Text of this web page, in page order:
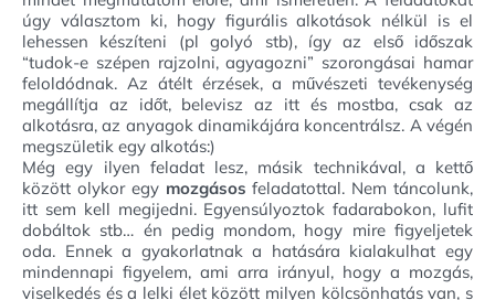
úgy választom ki, hogy figurális alkotások nélkül is el
lehessen készíteni (pl golyó stb), így az első időszak
“tudok-e szépen rajzolni, agyagozni” szorongásai hamar
feloldódnak. Az átélt érzések, a művészeti tevékenység
megállítja az időt, belevisz az itt és mostba, csak az
alkotásra, az anyagok dinamikájára koncentrálsz. A végén
megszületik egy alkotás:)
Még egy ilyen feladat lesz, másik technikával, a kettő
között olykor egy mozgásos feladatottal. Nem táncolunk,
itt sem kell megijedni. Egyensúlyoztok fadarabokon, lufit
dobáltok stb… én pedig mondom, hogy mire figyeljetek
oda. Ennek a gyakorlatnak a hatására kialakulhat egy
mindennapi figyelem, ami arra irányul, hogy a mozgás,
viselkedés és a lelki élet között milyen kölcsönhatás van, s